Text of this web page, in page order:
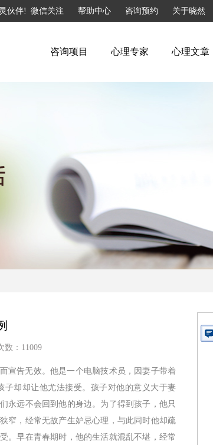
伙伴! 微信关注 帮助中心 咨询预约 关于晓然
咨询项目 心理专家 心理文章
：11009
宣告无效。他是一个电脑技术员，因妻子带着
却却让他尤法接受。孩子对他的意义大于妻
永远不会回到他的身边。为了得到孩子，他只
窄，经常无故产生妒忌心理，与此同时他却疏
。早在青春期时，他的生活就混乱不堪，经常